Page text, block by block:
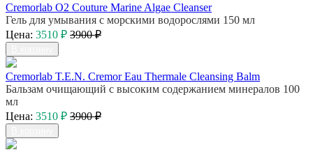
Cremorlab O2 Couture Marine Algae Cleanser
Гель для умывания с морскими водорослями 150 мл
Цена: 3510 ₽ 3900 ₽
Cremorlab T.E.N. Cremor Eau Thermale Cleansing Balm
Бальзам очищающий с высоким содержанием минералов 100
мл
Цена: 3510 ₽ 3900 ₽